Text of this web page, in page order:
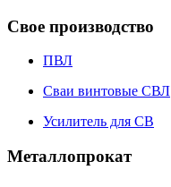
Свое производство
ПВЛ
Сваи винтовые СВЛ
Усилитель для СВ
Металлопрокат